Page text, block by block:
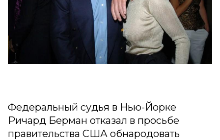
Федеральный судья в Нью-Йорке
Ричард Берман отказал в просьбе
правительства США обнародовать